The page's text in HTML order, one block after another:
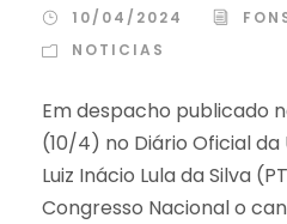
10/04/2024
NOTICIAS
Em despacho publicado
(10/4) no Diário Oficial
Luiz Inácio Lula da Silva
Congresso Nacional o